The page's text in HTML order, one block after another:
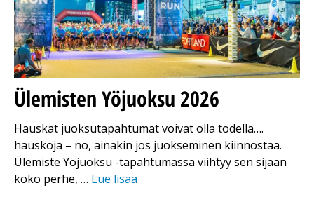
Ülemisten Yöjuoksu 2026
Hauskat juoksutapahtumat voivat olla todella….
hauskoja – no, ainakin jos juokseminen kiinnostaa.
Ülemiste Yöjuoksu -tapahtumassa viihtyy sen sijaan
koko perhe, … Lue lisää